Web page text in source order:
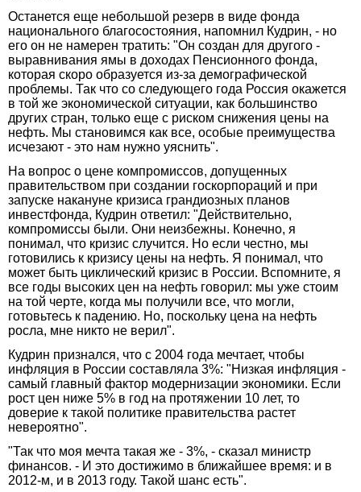
Останется еще небольшой резерв в виде фонда
национального благосостояния, напомнил Кудрин, - но
его он не намерен тратить: "Он создан для другого -
выравнивания ямы в доходах Пенсионного фонда,
которая скоро образуется из-за демографической
проблемы. Так что со следующего года Россия окажется
в той же экономической ситуации, как большинство
других стран, только еще с риском снижения цены на
нефть. Мы становимся как все, особые преимущества
исчезают - это нам нужно уяснить".
На вопрос о цене компромиссов, допущенных
правительством при создании госкорпораций и при
запуске накануне кризиса грандиозных планов
инвестфонда, Кудрин ответил: "Действительно,
компромиссы были. Они неизбежны. Конечно, я
понимал, что кризис случится. Но если честно, мы
готовились к кризису цены на нефть. Я понимал, что
может быть циклический кризис в России. Вспомните, я
все годы высоких цен на нефть говорил: мы уже стоим
на той черте, когда мы получили все, что могли,
готовьтесь к падению. Но, поскольку цена на нефть
росла, мне никто не верил".
Кудрин признался, что с 2004 года мечтает, чтобы
инфляция в России составляла 3%: "Низкая инфляция -
самый главный фактор модернизации экономики. Если
рост цен ниже 5% в год на протяжении 10 лет, то
доверие к такой политике правительства растет
невероятно".
"Так что моя мечта такая же - 3%, - сказал министр
финансов. - И это достижимо в ближайшее время: и в
2012-м, и в 2013 году. Такой шанс есть".